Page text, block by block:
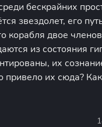
бескрайних
звездолет, его
корабля двое
из состояния
их
привело их сюда?